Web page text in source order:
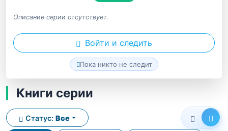
Описание серии отсутствует.
Войти и следить
Пока никто не следит
Книги серии
Статус: Все